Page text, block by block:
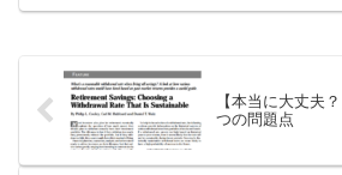
【本当に大丈夫
つの問題点